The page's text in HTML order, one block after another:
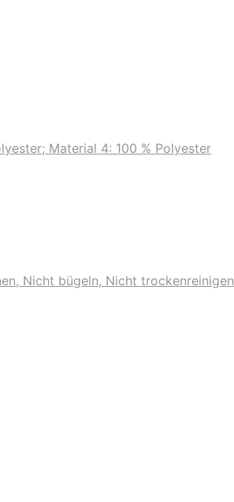
Material 4: 100 % Polyester
Nicht bügeln, Nicht trockenreinigen